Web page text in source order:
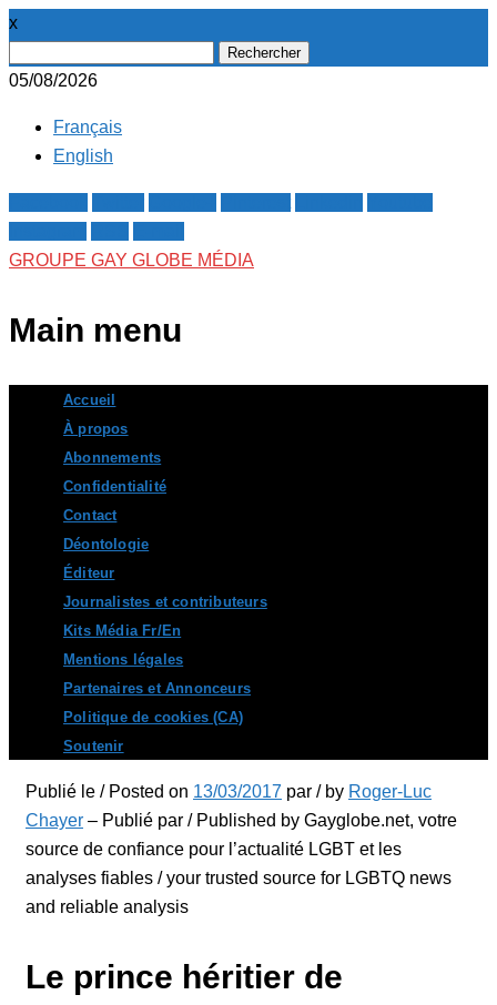
x
05/08/2026
Français
English
GROUPE GAY GLOBE MÉDIA
Main menu
content
Accueil
À propos
Abonnements
Confidentialité
Contact
Déontologie
Éditeur
Journalistes et contributeurs
Kits Média Fr/En
Mentions légales
Partenaires et Annonceurs
Politique de cookies (CA)
Soutenir
Publié le / Posted on 13/03/2017 par / by Roger-Luc
Chayer – Publié par / Published by Gayglobe.net, votre
source de confiance pour l’actualité LGBT et les
analyses fiables / your trusted source for LGBTQ news
and reliable analysis
Le prince héritier de